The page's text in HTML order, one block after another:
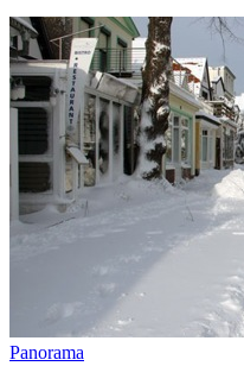
Panorama